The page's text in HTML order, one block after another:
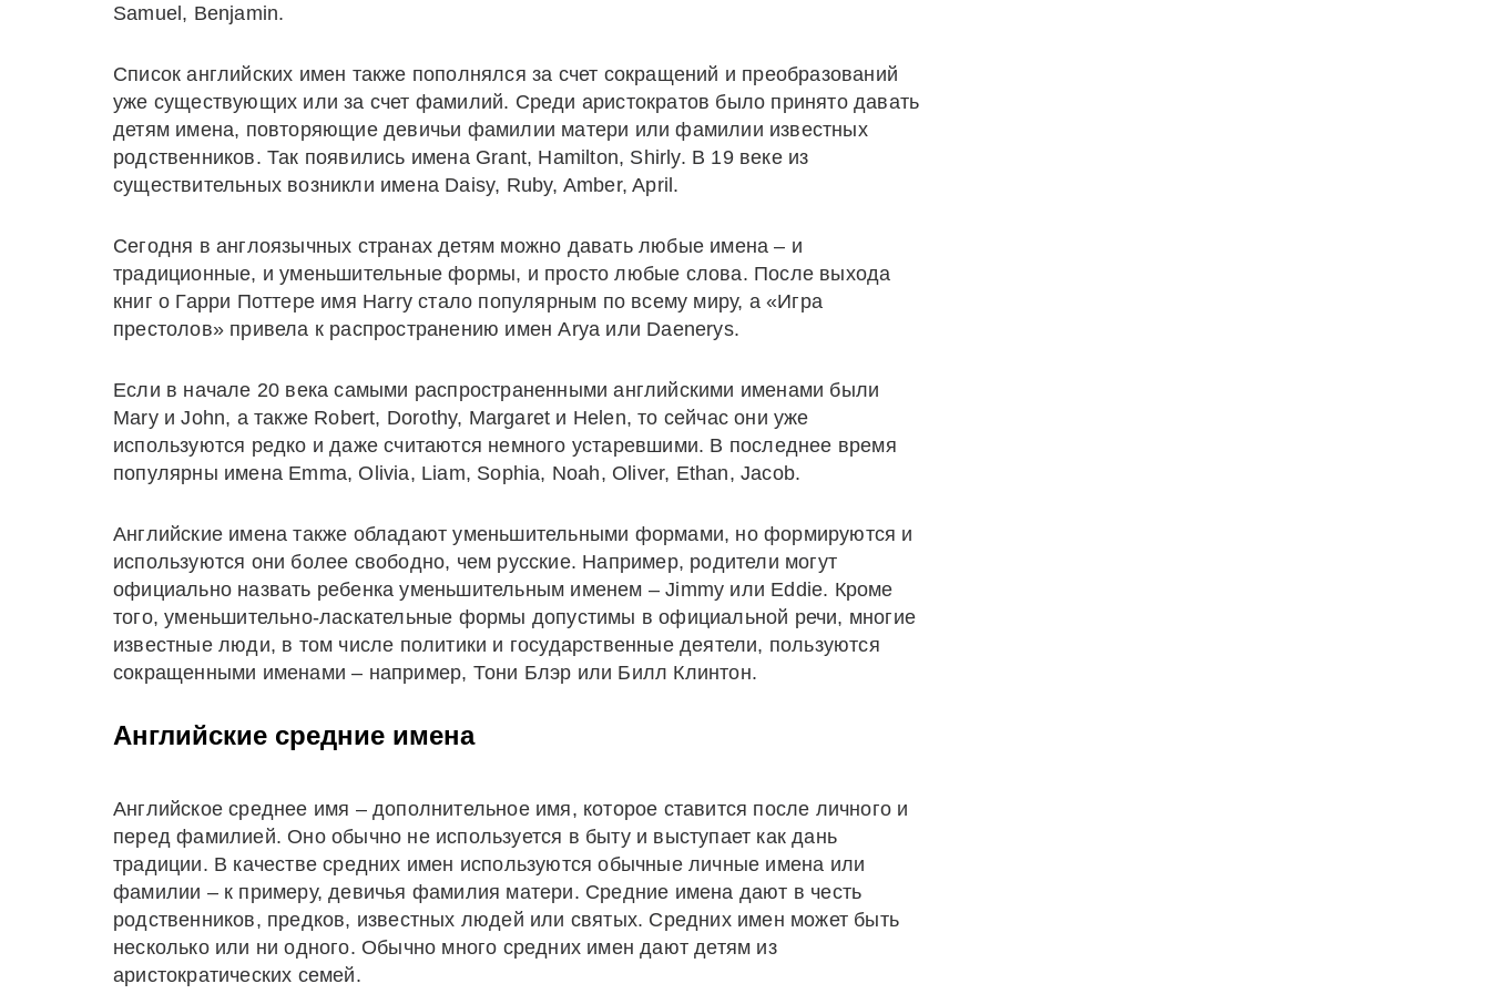
Samuel, Benjamin.
Список английских имен также пополнялся за счет сокращений и преобразований
уже существующих или за счет фамилий. Среди аристократов было принято давать
детям имена, повторяющие девичьи фамилии матери или фамилии известных
родственников. Так появились имена Grant, Hamilton, Shirly. В 19 веке из
существительных возникли имена Daisy, Ruby, Amber, April.
Сегодня в англоязычных странах детям можно давать любые имена – и
традиционные, и уменьшительные формы, и просто любые слова. После выхода
книг о Гарри Поттере имя Harry стало популярным по всему миру, а «Игра
престолов» привела к распространению имен Arya или Daenerys.
Если в начале 20 века самыми распространенными английскими именами были
Mary и John, а также Robert, Dorothy, Margaret и Helen, то сейчас они уже
используются редко и даже считаются немного устаревшими. В последнее время
популярны имена Emma, Olivia, Liam, Sophia, Noah, Oliver, Ethan, Jacob.
Английские имена также обладают уменьшительными формами, но формируются и
используются они более свободно, чем русские. Например, родители могут
официально назвать ребенка уменьшительным именем – Jimmy или Eddie. Кроме
того, уменьшительно-ласкательные формы допустимы в официальной речи, многие
известные люди, в том числе политики и государственные деятели, пользуются
сокращенными именами – например, Тони Блэр или Билл Клинтон.
Английские средние имена
Английское среднее имя – дополнительное имя, которое ставится после личного и
перед фамилией. Оно обычно не используется в быту и выступает как дань
традиции. В качестве средних имен используются обычные личные имена или
фамилии – к примеру, девичья фамилия матери. Средние имена дают в честь
родственников, предков, известных людей или святых. Средних имен может быть
несколько или ни одного. Обычно много средних имен дают детям из
аристократических семей.